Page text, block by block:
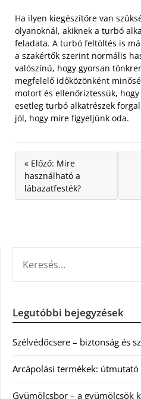
Ha ilyen kiegészítőre van
olyanoknál, akiknek a turbó
feladata. A turbó feltöltés is
a szakértők szerint normális
valószínű, hogy gyorsan
megfelelő időközönként
motort és ellenőriztessük,
esetleg turbó alkatrészek
jól, hogy mire figyeljünk oda.
« Előző: Mire
használható a
lábazatfesték?
Legutóbbi bejegyzések
Szélvédőcsere – biztonság és
Arcápolási termékek:
Gyümölcsbor – a gyümölcsök